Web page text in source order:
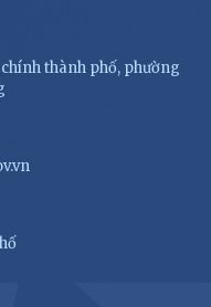
thành phố, phường